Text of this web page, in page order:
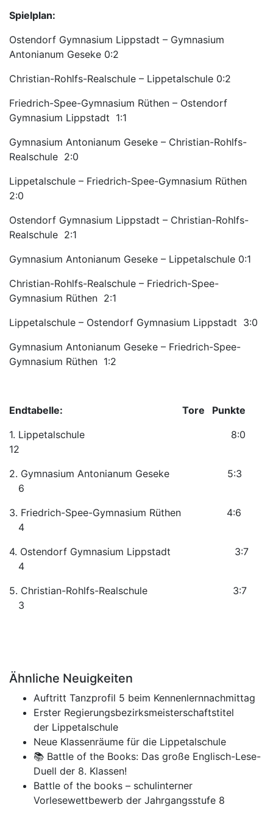
Spielplan:
Ostendorf Gymnasium Lippstadt – Gymnasium
Antonianum Geseke 0:2
Christian-Rohlfs-Realschule – Lippetalschule 0:2
Friedrich-Spee-Gymnasium Rüthen – Ostendorf
Gymnasium Lippstadt 1:1
Gymnasium Antonianum Geseke – Christian-Rohlfs-
Realschule 2:0
Lippetalschule – Friedrich-Spee-Gymnasium Rüthen
2:0
Ostendorf Gymnasium Lippstadt – Christian-Rohlfs-
Realschule 2:1
Gymnasium Antonianum Geseke – Lippetalschule 0:1
Christian-Rohlfs-Realschule – Friedrich-Spee-
Gymnasium Rüthen 2:1
Lippetalschule – Ostendorf Gymnasium Lippstadt 3:0
Gymnasium Antonianum Geseke – Friedrich-Spee-
Gymnasium Rüthen 1:2
Endtabelle: Tore Punkte
1. Lippetalschule 8:0
12
2. Gymnasium Antonianum Geseke 5:3
6
3. Friedrich-Spee-Gymnasium Rüthen 4:6
4
4. Ostendorf Gymnasium Lippstadt 3:7
4
5. Christian-Rohlfs-Realschule 3:7
3
Ähnliche Neuigkeiten
Auftritt Tanzprofil 5 beim Kennenlernnachmittag
Erster Regierungsbezirksmeisterschaftstitel
der Lippetalschule
Neue Klassenräume für die Lippetalschule
📚 Battle of the Books: Das große Englisch-Lese-
Duell der 8. Klassen!
Battle of the books – schulinterner
Vorlesewettbewerb der Jahrgangsstufe 8